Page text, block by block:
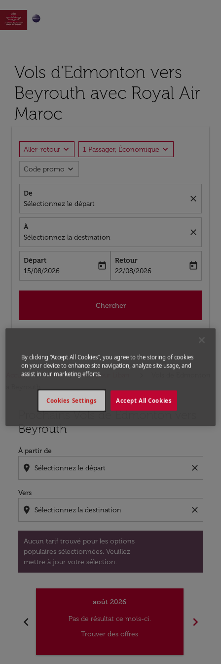

Vols d'Edmonton vers
Beyrouth avec Royal Air
Maroc
Aller-retour expand_more 1 Passager, Économique expand_more
Code promo expand_more
De
Sélectionnez le départ
close
À
Sélectionnez la destination
close
Départ
fc-booking-departure-date-aria-label
15/08/2026
today
Retour
fc-booking-return-date-aria-label
22/08/2026
today
Chercher
Accueil Vols Vols pour Liban
Prochains Vols de Edmonton vers
Beyrouth
À partir de
location_on close
Vers
location_on close
Aucun tarif trouvé pour les options
populaires sélectionnées. Veuillez
mettre à jour votre sélection.
Aucun tarif trouvé pour les options populaires
chevron_left
août 2026
Pas de résultat ce mois-ci.
Trouver des offres
chevron_right
By clicking “Accept All Cookies”, you agree to the storing of cookies
on your device to enhance site navigation, analyze site usage, and
assist in our marketing efforts.
Accept All Cookies
Cookies Settings